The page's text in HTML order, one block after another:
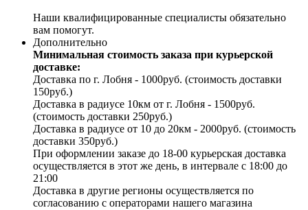
Наши квалифицированные специалисты обязательно
вам помогут.
Дополнительно
Минимальная стоимость заказа при курьерской
доставке:
Доставка по г. Лобня - 1000руб. (стоимость доставки
150руб.)
Доставка в радиусе 10км от г. Лобня - 1500руб.
(стоимость доставки 250руб.)
Доставка в радиусе от 10 до 20км - 2000руб. (стоимость
доставки 350руб.)
При оформлении заказе до 18-00 курьерская доставка
осуществляется в этот же день, в интервале с 18:00 до
21:00
Доставка в другие регионы осуществляется по
согласованию с операторами нашего магазина